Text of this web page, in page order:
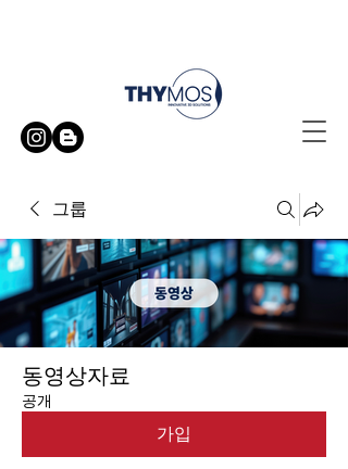
그룹
동영상자료
공개
가입